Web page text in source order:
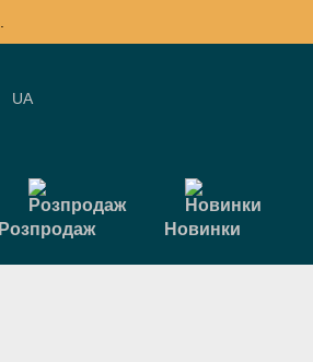
UA
Розпродаж Новинки